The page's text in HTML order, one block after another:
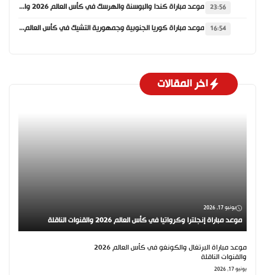
23:56 موعد مباراة كندا والبوسنة والهرسك في كأس العالم 2026 والقنوات الناقلة
16:54 موعد مباراة كوريا الجنوبية وجمهورية التشيك في كأس العالم 2026 والقنوات الناقلة
اخر المقالات
يونيو 17, 2026
موعد مباراة إنجلترا وكرواتيا في كأس العالم 2026 والقنوات الناقلة
موعد مباراة البرتغال والكونغو في كأس العالم 2026
والقنوات الناقلة
يونيو 17, 2026